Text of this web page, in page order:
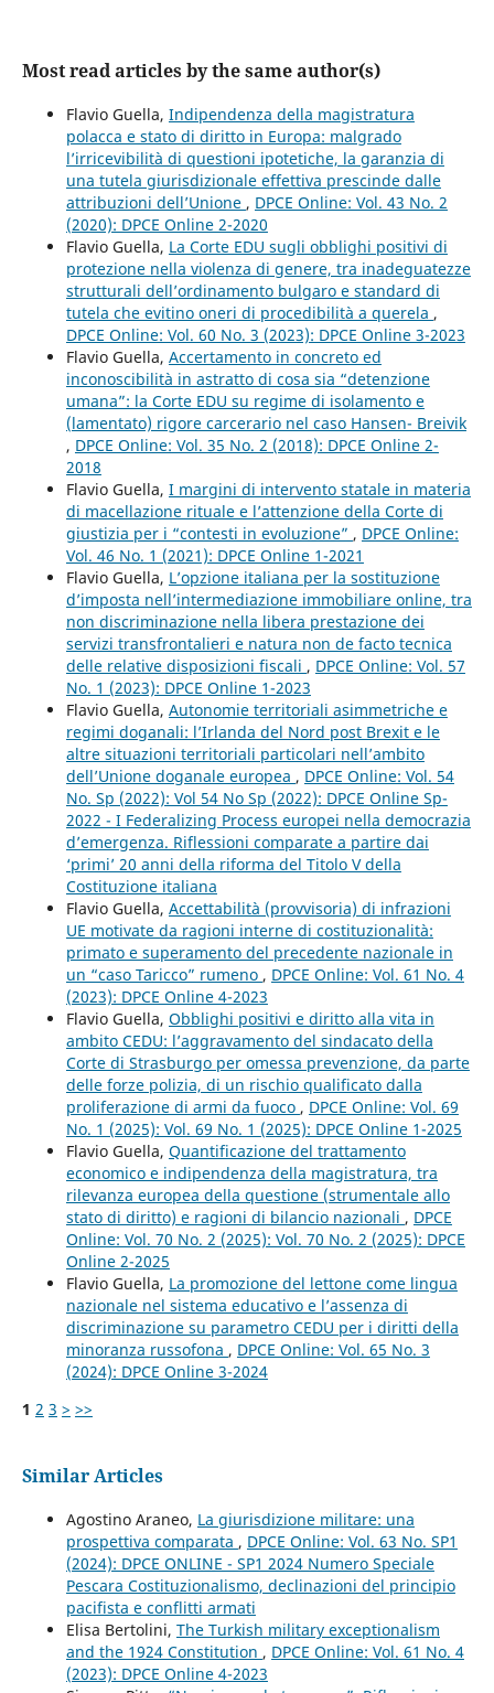
Most read articles by the same author(s)
Flavio Guella, Indipendenza della magistratura
polacca e stato di diritto in Europa: malgrado
l’irricevibilità di questioni ipotetiche, la garanzia di
una tutela giurisdizionale effettiva prescinde dalle
attribuzioni dell’Unione , DPCE Online: Vol. 43 No. 2
(2020): DPCE Online 2-2020
Flavio Guella, La Corte EDU sugli obblighi positivi di
protezione nella violenza di genere, tra inadeguatezze
strutturali dell’ordinamento bulgaro e standard di
tutela che evitino oneri di procedibilità a querela ,
DPCE Online: Vol. 60 No. 3 (2023): DPCE Online 3-2023
Flavio Guella, Accertamento in concreto ed
inconoscibilità in astratto di cosa sia “detenzione
umana”: la Corte EDU su regime di isolamento e
(lamentato) rigore carcerario nel caso Hansen- Breivik
, DPCE Online: Vol. 35 No. 2 (2018): DPCE Online 2-
2018
Flavio Guella, I margini di intervento statale in materia
di macellazione rituale e l’attenzione della Corte di
giustizia per i “contesti in evoluzione” , DPCE Online:
Vol. 46 No. 1 (2021): DPCE Online 1-2021
Flavio Guella, L’opzione italiana per la sostituzione
d’imposta nell’intermediazione immobiliare online, tra
non discriminazione nella libera prestazione dei
servizi transfrontalieri e natura non de facto tecnica
delle relative disposizioni fiscali , DPCE Online: Vol. 57
No. 1 (2023): DPCE Online 1-2023
Flavio Guella, Autonomie territoriali asimmetriche e
regimi doganali: l’Irlanda del Nord post Brexit e le
altre situazioni territoriali particolari nell’ambito
dell’Unione doganale europea , DPCE Online: Vol. 54
No. Sp (2022): Vol 54 No Sp (2022): DPCE Online Sp-
2022 - I Federalizing Process europei nella democrazia
d’emergenza. Riflessioni comparate a partire dai
‘primi’ 20 anni della riforma del Titolo V della
Costituzione italiana
Flavio Guella, Accettabilità (provvisoria) di infrazioni
UE motivate da ragioni interne di costituzionalità:
primato e superamento del precedente nazionale in
un “caso Taricco” rumeno , DPCE Online: Vol. 61 No. 4
(2023): DPCE Online 4-2023
Flavio Guella, Obblighi positivi e diritto alla vita in
ambito CEDU: l’aggravamento del sindacato della
Corte di Strasburgo per omessa prevenzione, da parte
delle forze polizia, di un rischio qualificato dalla
proliferazione di armi da fuoco , DPCE Online: Vol. 69
No. 1 (2025): Vol. 69 No. 1 (2025): DPCE Online 1-2025
Flavio Guella, Quantificazione del trattamento
economico e indipendenza della magistratura, tra
rilevanza europea della questione (strumentale allo
stato di diritto) e ragioni di bilancio nazionali , DPCE
Online: Vol. 70 No. 2 (2025): Vol. 70 No. 2 (2025): DPCE
Online 2-2025
Flavio Guella, La promozione del lettone come lingua
nazionale nel sistema educativo e l’assenza di
discriminazione su parametro CEDU per i diritti della
minoranza russofona , DPCE Online: Vol. 65 No. 3
(2024): DPCE Online 3-2024
1 2 3 > >>
Similar Articles
Agostino Araneo, La giurisdizione militare: una
prospettiva comparata , DPCE Online: Vol. 63 No. SP1
(2024): DPCE ONLINE - SP1 2024 Numero Speciale
Pescara Costituzionalismo, declinazioni del principio
pacifista e conflitti armati
Elisa Bertolini, The Turkish military exceptionalism
and the 1924 Constitution , DPCE Online: Vol. 61 No. 4
(2023): DPCE Online 4-2023